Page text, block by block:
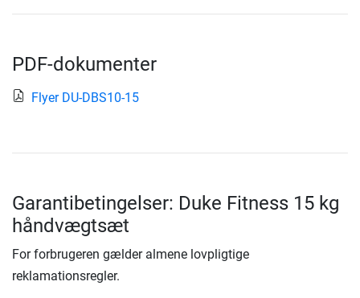
PDF-dokumenter
Flyer DU-DBS10-15
Garantibetingelser: Duke Fitness 15 kg
håndvægtsæt
For forbrugeren gælder almene lovpligtige
reklamationsregler.